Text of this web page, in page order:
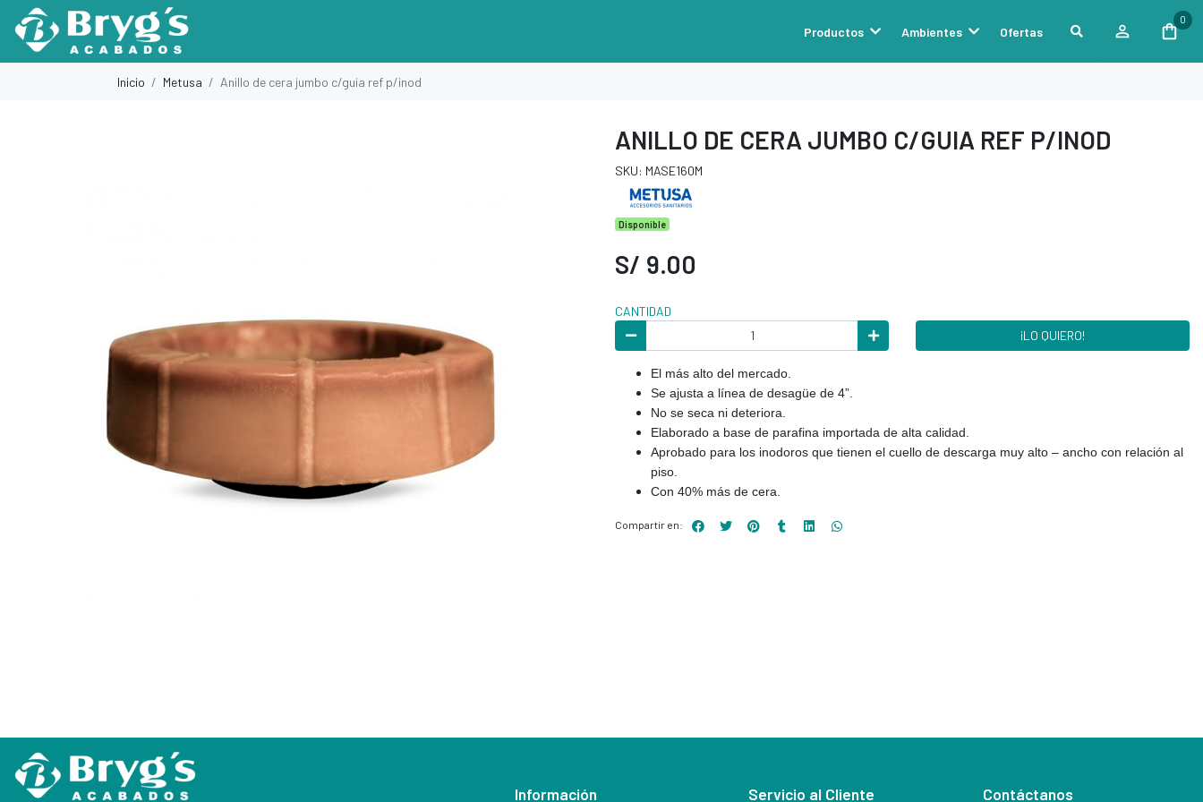
Productos Ambientes Ofertas
0
Inicio Metusa Anillo de cera jumbo c/guia ref p/inod
ANILLO DE CERA JUMBO C/GUIA REF P/INOD
SKU: MASE160M
Disponible
S/ 9.00
CANTIDAD
¡LO QUIERO!
El más alto del mercado.
Se ajusta a línea de desagüe de 4”.
No se seca ni deteriora.
Elaborado a base de parafina importada de alta calidad.
Aprobado para los inodoros que tienen el cuello de descarga muy alto – ancho con relación al
piso.
Con 40% más de cera.
Compartir en:
Información Servicio al Cliente Contáctanos